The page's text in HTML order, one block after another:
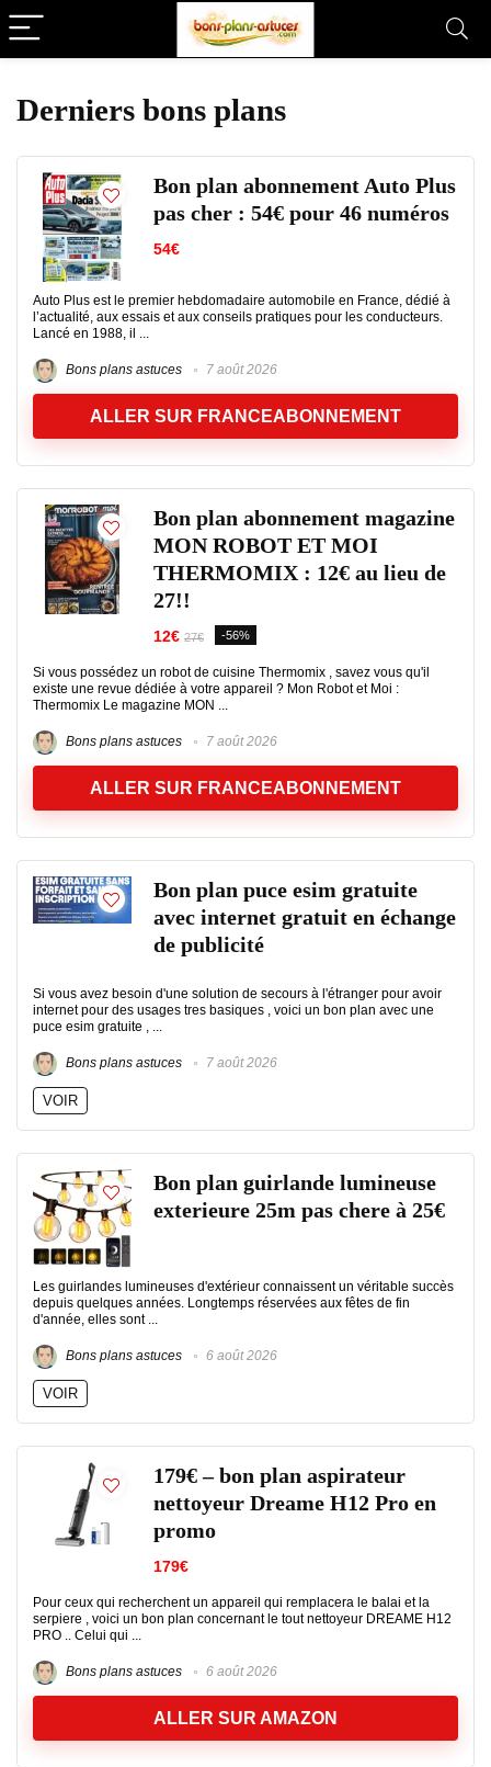
Derniers bons plans
Bon plan abonnement Auto Plus
pas cher : 54€ pour 46 numéros
54€
Auto Plus est le premier hebdomadaire automobile en France, dédié à
l’actualité, aux essais et aux conseils pratiques pour les conducteurs.
Lancé en 1988, il ...
Bons plans astuces 7 août 2026
ALLER SUR FRANCEABONNEMENT
Bon plan abonnement magazine
MON ROBOT ET MOI
THERMOMIX : 12€ au lieu de
27!!
12€ 27€ -56%
Si vous possédez un robot de cuisine Thermomix , savez vous qu'il
existe une revue dédiée à votre appareil ? Mon Robot et Moi :
Thermomix Le magazine MON ...
Bons plans astuces 7 août 2026
ALLER SUR FRANCEABONNEMENT
Bon plan puce esim gratuite
avec internet gratuit en échange
de publicité
Si vous avez besoin d'une solution de secours à l'étranger pour avoir
internet pour des usages tres basiques , voici un bon plan avec une
puce esim gratuite , ...
Bons plans astuces 7 août 2026
VOIR
Bon plan guirlande lumineuse
exterieure 25m pas chere à 25€
Les guirlandes lumineuses d'extérieur connaissent un véritable succès
depuis quelques années. Longtemps réservées aux fêtes de fin
d'année, elles sont ...
Bons plans astuces 6 août 2026
VOIR
179€ – bon plan aspirateur
nettoyeur Dreame H12 Pro en
promo
179€
Pour ceux qui recherchent un appareil qui remplacera le balai et la
serpiere , voici un bon plan concernant le tout nettoyeur DREAME H12
PRO .. Celui qui ...
Bons plans astuces 6 août 2026
ALLER SUR AMAZON